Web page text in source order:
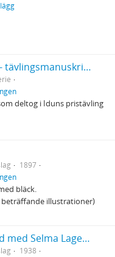
Gösta Berlings saga - tävlingsmanuskriptet
deltog i Iduns pristävling
1897
bläck.
illustrationer)
[Tal i radio i samband med Selma Lagerlöfs 80-årsdag]
1938